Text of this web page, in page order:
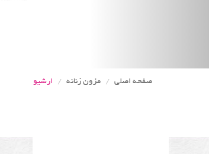
صفحه اصلی مزون زنانه ارشیو